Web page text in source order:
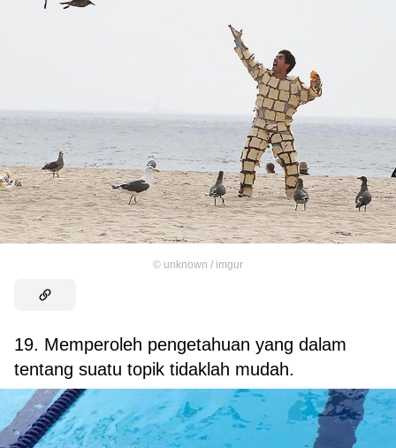
© unknown / imgur
19. Memperoleh pengetahuan yang dalam
tentang suatu topik tidaklah mudah.